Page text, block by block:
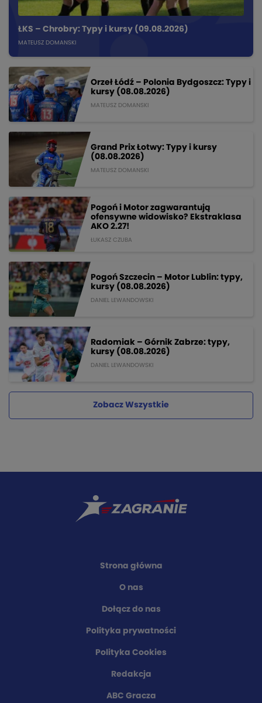
ŁKS – Chrobry: Typy i kursy (09.08.2026)
MATEUSZ DOMANSKI
Orzeł Łódź – Polonia Bydgoszcz: Typy i
kursy (08.08.2026)
MATEUSZ DOMANSKI
Grand Prix Łotwy: Typy i kursy
(08.08.2026)
MATEUSZ DOMANSKI
Pogoń i Motor zagwarantują
ofensywne widowisko? Ekstraklasa
AKO 2.27!
ŁUKASZ CZUBA
Pogoń Szczecin – Motor Lublin: typy,
kursy (08.08.2026)
DANIEL LEWANDOWSKI
Radomiak – Górnik Zabrze: typy,
kursy (08.08.2026)
DANIEL LEWANDOWSKI
Zobacz Wszystkie
Strona główna
O nas
Dołącz do nas
Polityka prywatności
Polityka Cookies
Redakcja
ABC Gracza